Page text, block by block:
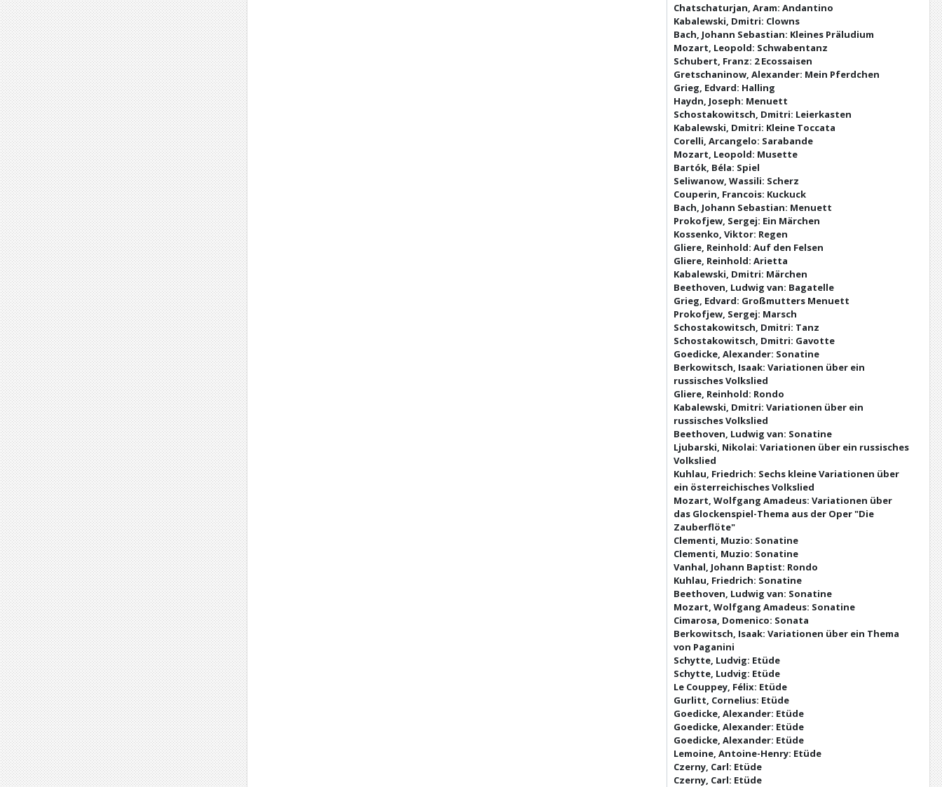
Chatschaturjan, Aram: Andantino
Kabalewski, Dmitri: Clowns
Bach, Johann Sebastian: Kleines Präludium
Mozart, Leopold: Schwabentanz
Schubert, Franz: 2 Ecossaisen
Gretschaninow, Alexander: Mein Pferdchen
Grieg, Edvard: Halling
Haydn, Joseph: Menuett
Schostakowitsch, Dmitri: Leierkasten
Kabalewski, Dmitri: Kleine Toccata
Corelli, Arcangelo: Sarabande
Mozart, Leopold: Musette
Bartók, Béla: Spiel
Seliwanow, Wassili: Scherz
Couperin, Francois: Kuckuck
Bach, Johann Sebastian: Menuett
Prokofjew, Sergej: Ein Märchen
Kossenko, Viktor: Regen
Gliere, Reinhold: Auf den Felsen
Gliere, Reinhold: Arietta
Kabalewski, Dmitri: Märchen
Beethoven, Ludwig van: Bagatelle
Grieg, Edvard: Großmutters Menuett
Prokofjew, Sergej: Marsch
Schostakowitsch, Dmitri: Tanz
Schostakowitsch, Dmitri: Gavotte
Goedicke, Alexander: Sonatine
Berkowitsch, Isaak: Variationen über ein
russisches Volkslied
Gliere, Reinhold: Rondo
Kabalewski, Dmitri: Variationen über ein
russisches Volkslied
Beethoven, Ludwig van: Sonatine
Ljubarski, Nikolai: Variationen über ein russisches
Volkslied
Kuhlau, Friedrich: Sechs kleine Variationen über
ein österreichisches Volkslied
Mozart, Wolfgang Amadeus: Variationen über
das Glockenspiel-Thema aus der Oper "Die
Zauberflöte"
Clementi, Muzio: Sonatine
Clementi, Muzio: Sonatine
Vanhal, Johann Baptist: Rondo
Kuhlau, Friedrich: Sonatine
Beethoven, Ludwig van: Sonatine
Mozart, Wolfgang Amadeus: Sonatine
Cimarosa, Domenico: Sonata
Berkowitsch, Isaak: Variationen über ein Thema
von Paganini
Schytte, Ludvig: Etüde
Schytte, Ludvig: Etüde
Le Couppey, Félix: Etüde
Gurlitt, Cornelius: Etüde
Goedicke, Alexander: Etüde
Goedicke, Alexander: Etüde
Goedicke, Alexander: Etüde
Lemoine, Antoine-Henry: Etüde
Czerny, Carl: Etüde
Czerny, Carl: Etüde